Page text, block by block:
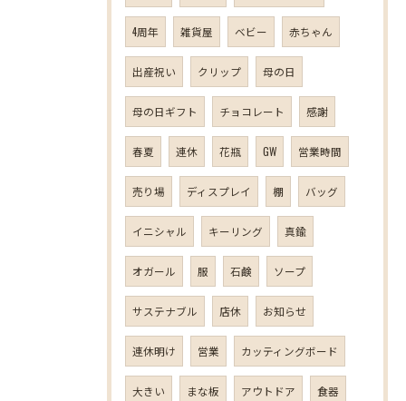
4周年 雑貨屋 ベビー 赤ちゃん
出産祝い クリップ 母の日
母の日ギフト チョコレート 感謝
春夏 連休 花瓶 GW 営業時間
売り場 ディスプレイ 棚 バッグ
イニシャル キーリング 真鍮
オガール 服 石鹸 ソープ
サステナブル 店休 お知らせ
連休明け 営業 カッティングボード
大きい まな板 アウトドア 食器